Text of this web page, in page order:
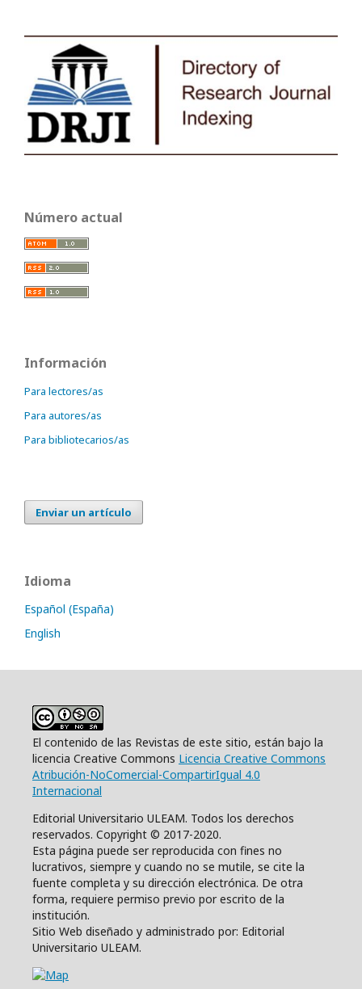
Número actual
Información
Para lectores/as
Para autores/as
Para bibliotecarios/as
Enviar un artículo
Idioma
Español (España)
English
El contenido de las Revistas de este sitio, están bajo la
licencia Creative Commons Licencia Creative Commons
Atribución-NoComercial-CompartirIgual 4.0
Internacional
Editorial Universitario ULEAM. Todos los derechos
reservados. Copyright © 2017-2020.
Esta página puede ser reproducida con fines no
lucrativos, siempre y cuando no se mutile, se cite la
fuente completa y su dirección electrónica. De otra
forma, requiere permiso previo por escrito de la
institución.
Sitio Web diseñado y administrado por: Editorial
Universitario ULEAM.